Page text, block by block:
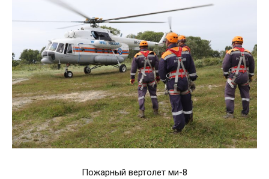
Пожарный вертолет ми-8